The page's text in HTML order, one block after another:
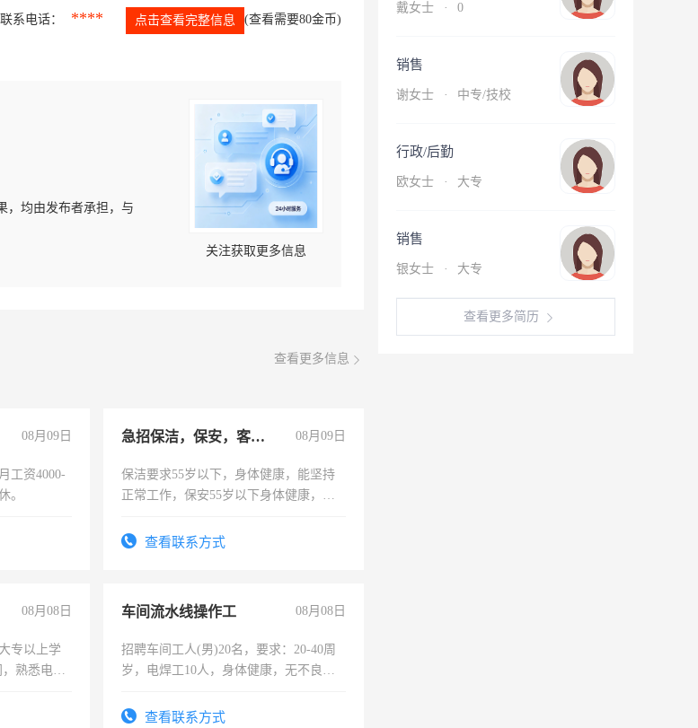
联系电话： **** 点击查看完整信息 (查看需要80金币)
，均由发布者承担，与
关注获取更多信息
查看更多信息
08月09日
工资4000-
。
急招保洁，保安，客服，工程 08月09日
保洁要求55岁以下，身体健康，能坚持
正常工作，保安55岁以下身体健康，有
录，客服要求45岁以下高中以上文化，
查看联系方式
08月08日
专以上学
熟悉电脑
险，
车间流水线操作工 08月08日
招聘车间工人(男)20名，要求：20-40周
岁，电焊工10人，身体健康，无不良嗜
宿，免费发放劳保用品，两班倒，每月
查看联系方式
戴女士 · 0
销售
谢女士 · 中专/技校
行政/后勤
欧女士 · 大专
销售
银女士 · 大专
查看更多简历